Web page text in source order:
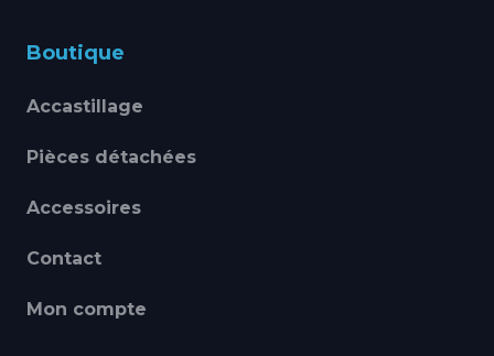
Boutique
Accastillage
Pièces détachées
Accessoires
Contact
Mon compte